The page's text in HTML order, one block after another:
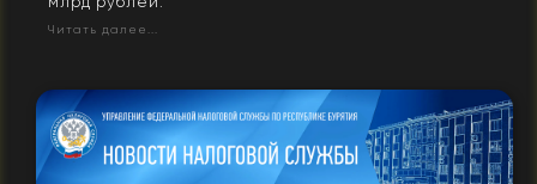
Читать далее...